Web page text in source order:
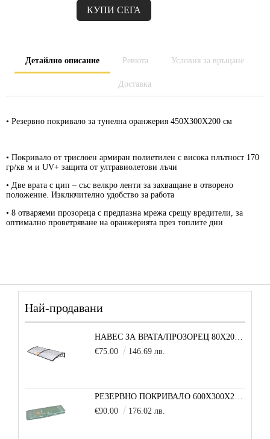
Детайлно описание Ревюта Условия за връщане
Доставка
• Резервно покривало за тунелна оранжерия 450Х300Х200 см
• Покривало от трислоен армиран полиетилен с висока плътност 170
гр/кв м и UV+ защита от ултравиолетови лъчи
• Две врата с цип – със велкро ленти за захващане в отворено
положение. Изключително удобство за работа
• 8 отваряеми прозореца с предпазна мрежа срещу вредители, за
оптимално проветряване на оранжерията през топлите дни
Най-продавани
НАВЕС ЗА ВРАТА/ПРОЗОРЕЦ 80Х200 СМ, ЧЕРНО-ПРОЗРАЧНО
€75.00
146.69 лв.
РЕЗЕРВНО ПОКРИВАЛО 600X300X200 CM SOLE TERRA STRONG ЗА ТУНЕЛНА ОРАНЖЕРИЯ
€90.00
176.02 лв.